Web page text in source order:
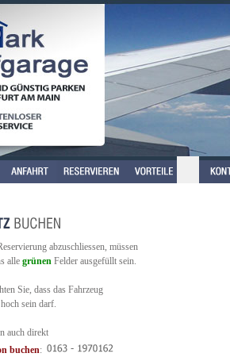
abzuschliessen, müssen
alle grünen Felder ausgefüllt sein.
Sie, dass das Fahrzeug
hoch sein darf.
auch direkt
buchen: